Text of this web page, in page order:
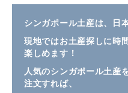
シンガポール土産は、日
現地ではお土産探しに時
楽しめます！
人気のシンガポール土産
注文すれば、